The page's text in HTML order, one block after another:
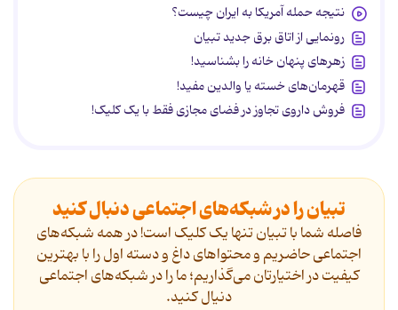
نتیجه حمله آمریکا به ایران چیست؟
رونمایی از اتاق برق جدید تبیان
زهرهای پنهان خانه را بشناسید!
قهرمان‌های خسته یا والدین مفید!
فروش داروی تجاوز در فضای مجازی فقط با یک کلیک!
تبیان را در شبکه‌های اجتماعی دنبال کنید
فاصله شما با تبیان تنها یک کلیک است! در همه شبکه‌های
اجتماعی حاضریم و محتواهای داغ و دسته اول را با بهترین
کیفیت در اختیارتان می‌گذاریم؛ ما را در شبکه‌های اجتماعی
دنیال کنید.